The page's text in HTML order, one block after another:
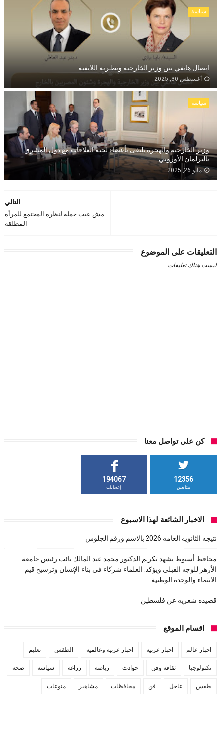
سياسة
اتصال هاتفي بين وزير الخارجية ونظيرته اللاتفية
أغسطس 30, 2025
سياسة
وزير الخارجية والهجرة يلتقى بأعضاء لجنة العلاقات مع دول المشرق
بالبرلمان الأوروبي
مايو 26, 2025
التالي
مش عيب حملة لنظره المجتمع للمرأه
المطلقه
التعليقات على الموضوع
ليست هناك تعليقات
كن على تواصل معنا
12356
متابعين
194067
إعجابات
الاخبار الشائعة لهذا الاسبوع
نتيجه الثانويه العامه 2026 بالاسم ورقم الجلوس
محافظ أسيوط يشهد تكريم الدكتور محمد عبد المالك نائب رئيس جامعة
الأزهر للوجه القبلي ويؤكد: العلماء شركاء في بناء الإنسان وترسيخ قيم
الانتماء والوحدة الوطنية
قصيده شعريه عن فلسطين
اقسام الموقع
اخبار عالم اخبار عربية اخبار عربية وعالمية الطقس تعليم
تكنولوجيا ثقافة وفن حوادث رياضة زراعة سياسة صحة
طقس عاجل فن محافظات مشاهير منوعات